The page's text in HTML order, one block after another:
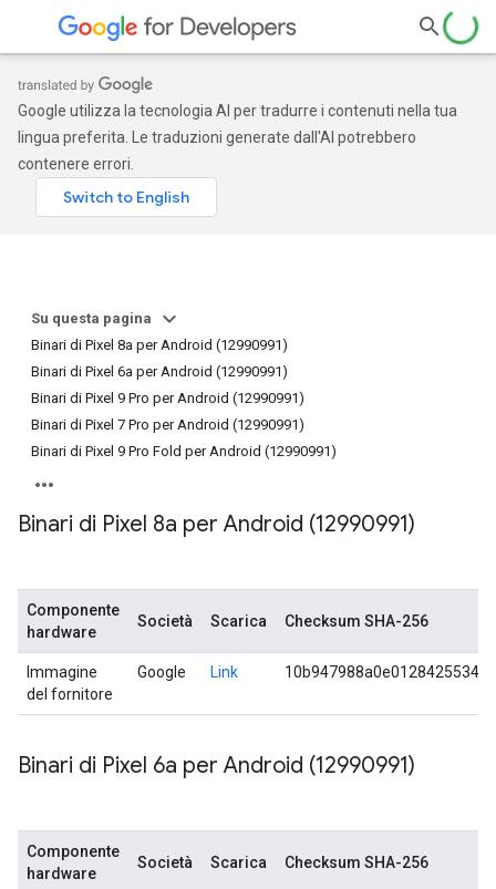
Google utilizza la tecnologia AI per tradurre i contenuti nella tua
lingua preferita. Le traduzioni generate dall'AI potrebbero
contenere errori.
Su questa pagina
Binari di Pixel 8a per Android (12990991)
Binari di Pixel 6a per Android (12990991)
Binari di Pixel 9 Pro per Android (12990991)
Binari di Pixel 7 Pro per Android (12990991)
Binari di Pixel 9 Pro Fold per Android (12990991)
Binari di Pixel 8a per Android (12990991)
Componente
hardware
Società Scarica Checksum SHA-256
Immagine
del fornitore
Google Link
Binari di Pixel 6a per Android (12990991)
Componente
hardware
Società Scarica Checksum SHA-256